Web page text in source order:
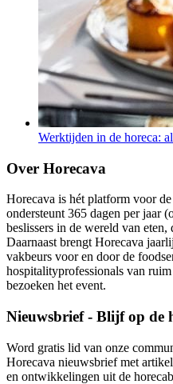
Werktijden in de horeca:
Over Horecava
Horecava is hét platform voor
ondersteunt 365 dagen per jaar
beslissers in de wereld van
Daarnaast brengt Horecava
vakbeurs voor en door de
hospitalityprofessionals van
bezoeken het event.
Nieuwsbrief - Blijf op de
Word gratis lid van onze
Horecava nieuwsbrief met
en ontwikkelingen uit de